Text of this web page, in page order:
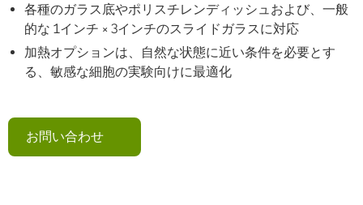
各種のガラス底やポリスチレンディッシュおよび、一般
的な 1インチ × 3インチのスライドガラスに対応
加熱オプションは、自然な状態に近い条件を必要とす
る、敏感な細胞の実験向けに最適化
お問い合わせ